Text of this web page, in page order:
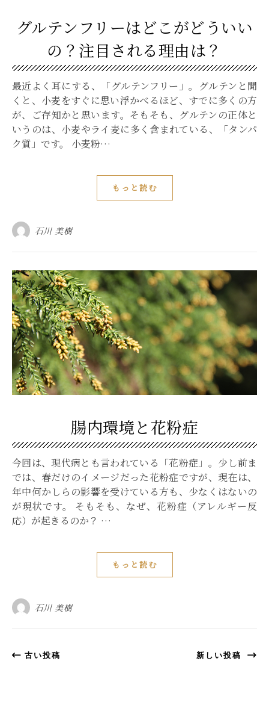
グルテンフリーはどこがどういい
の？注目される理由は？
最近よく耳にする、「グルテンフリー」。グルテンと聞
くと、小麦をすぐに思い浮かべるほど、すでに多くの方
が、ご存知かと思います。そもそも、グルテンの正体と
いうのは、小麦やライ麦に多く含まれている、「タンパ
ク質」です。 小麦粉…
もっと読む
石川 美樹
腸内環境と花粉症
今回は、現代病とも言われている「花粉症」。少し前ま
では、春だけのイメージだった花粉症ですが、現在は、
年中何かしらの影響を受けている方も、少なくはないの
が現状です。 そもそも、なぜ、花粉症（アレルギー反
応）が起きるのか？ …
もっと読む
石川 美樹
古い投稿 新しい投稿